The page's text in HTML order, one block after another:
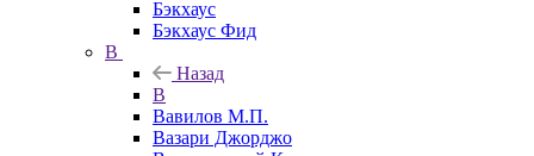
Бэкхаус
Бэкхаус Фид
В
Назад
В
Вавилов М.П.
Вазари Джорджо